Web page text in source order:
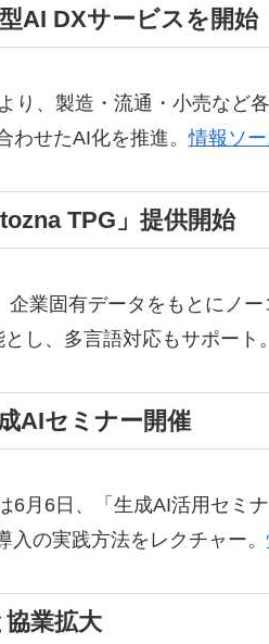
AI DXサービスを開始
り、製造・流通・小売など
わせたAI化を推進。情報ソー
TPG」提供開始
企業固有データをもとにノ
し、多言語対応もサポート
AIセミナー開催
6月6日、「生成AI活用セミ
入の実践方法をレクチャー。
協業拡大